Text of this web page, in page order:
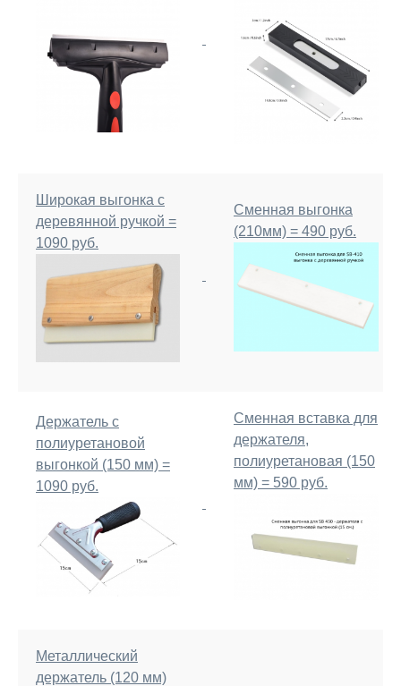
Широкая выгонка с
деревянной ручкой =
1090 руб.
Сменная выгонка
(210мм) = 490 руб.
Держатель с
полиуретановой
выгонкой (150 мм) =
1090 руб.
Сменная вставка для
держателя,
полиуретановая (150
мм) = 590 руб.
Металлический
держатель (120 мм)